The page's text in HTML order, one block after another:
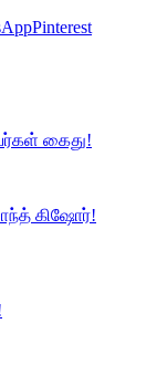
Pinterest
கைது!
கிஷோர்!